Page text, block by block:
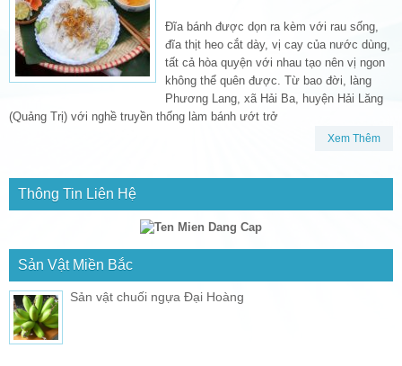
Đĩa bánh được dọn ra kèm với rau sống,
đĩa thịt heo cắt dày, vị cay của nước dùng,
tất cả hòa quyện với nhau tạo nên vị ngon
không thể quên được. Từ bao đời, làng
Phương Lang, xã Hải Ba, huyện Hải Lăng
(Quảng Trị) với nghề truyền thống làm bánh ướt trở
Xem Thêm
Thông Tin Liên Hệ
Sản Vật Miền Bắc
Sản vật chuối ngựa Đại Hoàng